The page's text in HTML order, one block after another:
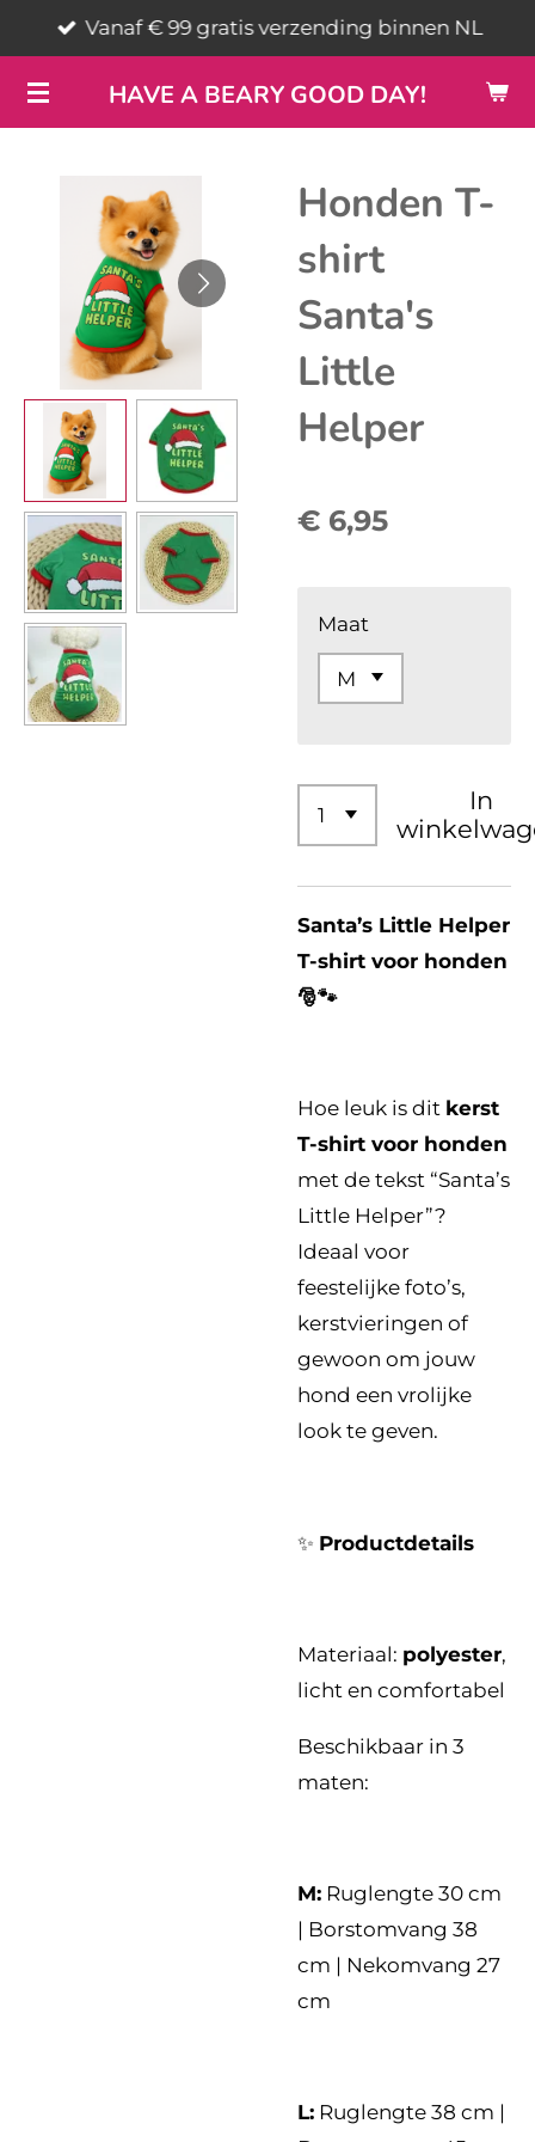
direct
naar
de
HAVE A BEARY GOOD DAY!
Vanaf € 99 gratis verzending binnen NL
Honden T-
shirt
Santa's
Little
Helper
€ 6,95
Maat
In
Santa’s Little Helper
T-shirt voor honden
🎅🐾
Hoe leuk is dit kerst
T-shirt voor honden
met de tekst “Santa’s
Little Helper”?
Ideaal voor
feestelijke foto’s,
kerstvieringen of
gewoon om jouw
hond een vrolijke
look te geven.
✨ Productdetails
Materiaal: polyester,
licht en comfortabel
Beschikbaar in 3
maten:
M: Ruglengte 30 cm
| Borstomvang 38
cm | Nekomvang 27
cm
L: Ruglengte 38 cm |